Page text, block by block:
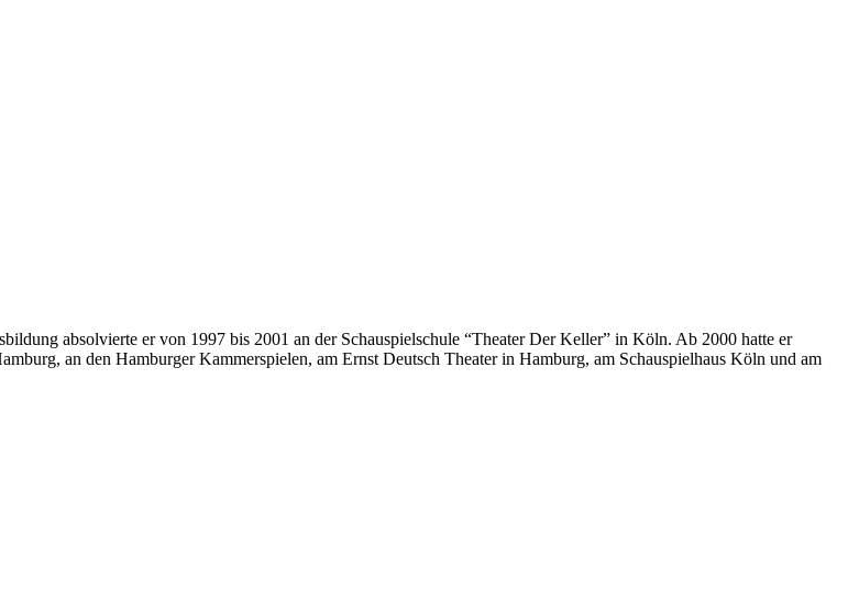
absolvierte er von 1997 bis 2001 an der Schauspielschule “Theater Der Keller” in Köln. Ab 2000 hatte er
an den Hamburger Kammerspielen, am Ernst Deutsch Theater in Hamburg, am Schauspielhaus Köln und am